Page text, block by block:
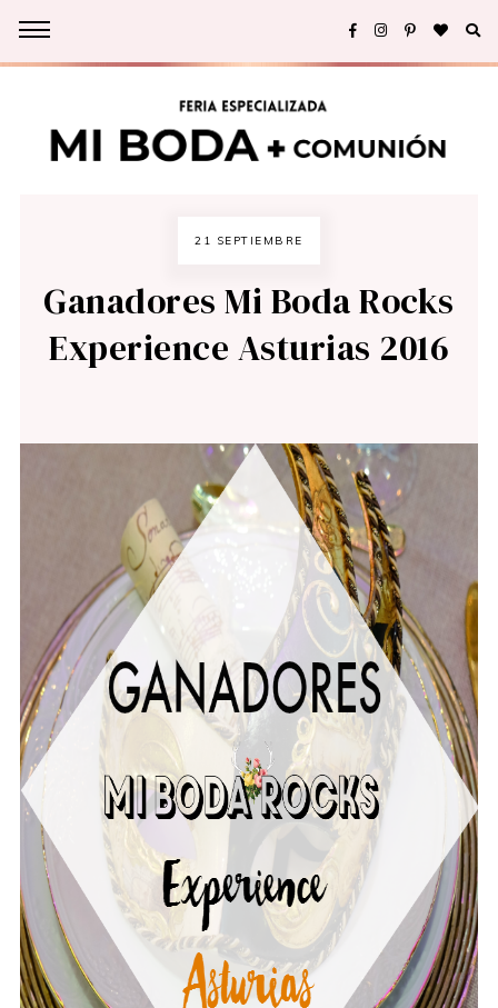
21 SEPTIEMBRE
Ganadores Mi Boda Rocks
Experience Asturias 2016